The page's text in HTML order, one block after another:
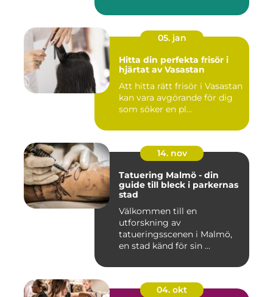
05. jan
Hitta din perfekta frisör i
hjärtat av Vasastan
Att hitta rätt frisör i Vasastan
kan vara avgörande för dig
som söker en pl...
14. nov
Tatuering Malmö - din
guide till bleck i parkernas
stad
Välkommen till en
utforskning av
tatueringsscenen i Malmö,
en stad känd för sin ...
04. okt